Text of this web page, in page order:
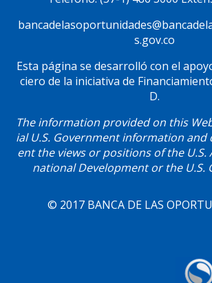
s.gov.co
Esta página se desarrolló con el
ciero de la iniciativa de
D.
The information provided on this
ial U.S. Government information and
ent the views or positions of the U.S.
national Development or the U.S.
© 2017 BANCA DE LAS